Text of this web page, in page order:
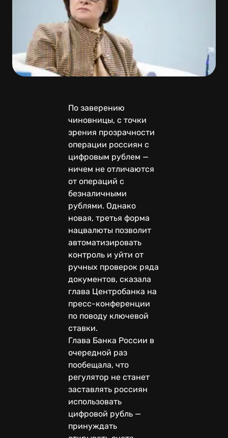
По заверению
чиновницы, с точки
зрения прозрачности
операции россиян с
цифровым рублем —
ничем не отличаются
от операций с
безналичными
рублями. Однако
новая, третья форма
нацвалюты позволит
автоматизировать
контроль и уйти от
ручных проверок ряда
документов, сказала
глава Центробанка на
пресс-конференции
по поводу ключевой
ставки.
Глава Банка России в
очередной раз
пообещала, что
регулятор не станет
заставлять россиян
использовать
цифровой рубль —
принуждать